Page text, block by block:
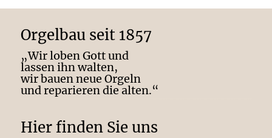
Orgelbau seit 1857
„Wir loben Gott und
lassen ihn walten,
wir bauen neue Orgeln
und reparieren die alten.“
Hier finden Sie uns